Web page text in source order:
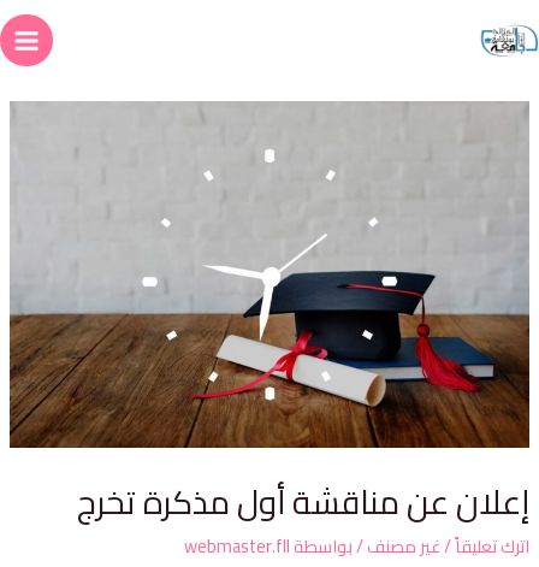
عن مناقشة أول مذكرة تخرج
تعليقاً/غير مصنف/ بواسطةwebmaster.fll